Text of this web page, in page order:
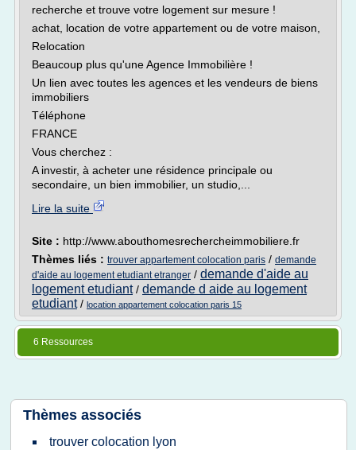
recherche et trouve votre logement sur mesure !
achat, location de votre appartement ou de votre maison,
Relocation
Beaucoup plus qu'une Agence Immobilière !
Un lien avec toutes les agences et les vendeurs de biens
immobiliers
Téléphone
FRANCE
Vous cherchez :
A investir, à acheter une résidence principale ou
secondaire, un bien immobilier, un studio,...
Lire la suite
Site : http://www.abouthomesrechercheimmobiliere.fr
Thèmes liés : trouver appartement colocation paris / demande
d'aide au logement etudiant etranger / demande d'aide au
logement etudiant/ demande d aide au logement
etudiant/ location appartement colocation paris 15
6 Ressources
Thèmes associés
trouver colocation lyon